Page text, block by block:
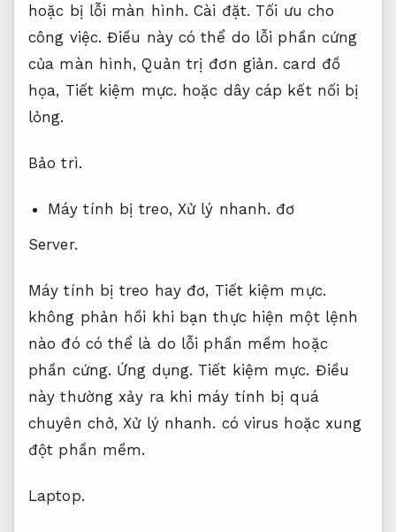
hoặc bị lỗi màn hình.Cài đặt. Tối ưu cho
công việc. Điều này có thể do lỗi phần cứng
của màn hình,Quản trị đơn giản. card đồ
họa, Tiết kiệm mực. hoặc dây cáp kết nối bị
lỏng.
Bảo trì.
Máy tính bị treo, Xử lý nhanh. đơ
Server.
Máy tính bị treo hay đơ, Tiết kiệm mực.
không phản hồi khi bạn thực hiện một lệnh
nào đó có thể là do lỗi phần mềm hoặc
phần cứng. Ứng dụng. Tiết kiệm mực. Điều
này thường xảy ra khi máy tính bị quá
chuyên chở,Xử lý nhanh. có virus hoặc xung
đột phần mềm.
Laptop.